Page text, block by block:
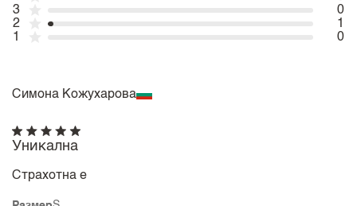
3
0
2
1
1
0
Симона Кожухарова
Уникална
Страхотна е